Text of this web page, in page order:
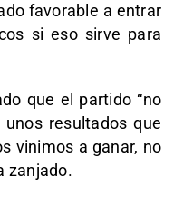
favorable a entrar
si eso sirve para
que el partido “no
resultados que
vinimos a ganar, no
zanjado.